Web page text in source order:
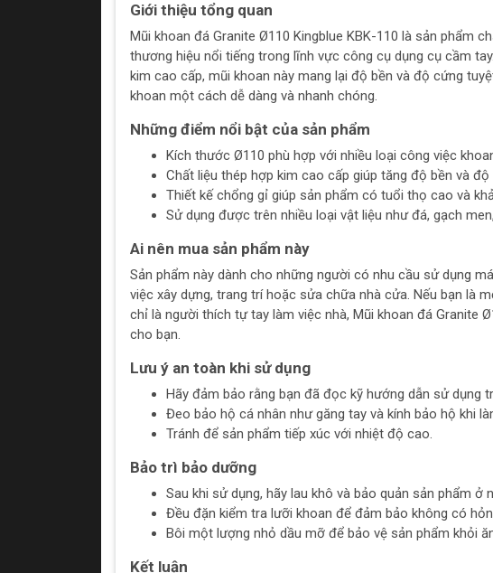
Giới thiệu tổng quan
Mũi khoan đá Granite Ø110 Kingblue KBK-110 là sản phẩm
thương hiệu nổi tiếng trong lĩnh vực công cụ dụng cụ cầm
kim cao cấp, mũi khoan này mang lại độ bền và độ cứng
khoan một cách dễ dàng và nhanh chóng.
Những điểm nổi bật của sản phẩm
Kích thước Ø110 phù hợp với nhiều loại công việc
Chất liệu thép hợp kim cao cấp giúp tăng độ bền và
Thiết kế chổng gỉ giúp sản phẩm có tuổi thọ cao và
Sử dụng được trên nhiều loại vật liệu như đá, gạch
Ai nên mua sản phẩm này
Sản phẩm này dành cho những người có nhu cầu sử dụng
việc xây dựng, trang trí hoặc sửa chữa nhà cửa. Nếu bạn là
chỉ là người thích tự tay làm việc nhà, Mũi khoan đá Granite
cho bạn.
Lưu ý an toàn khi sử dụng
Hãy đảm bảo rằng bạn đã đọc kỹ hướng dẫn sử dụng
Đeo bảo hộ cá nhân như găng tay và kính bảo hộ khi
Tránh để sản phẩm tiếp xúc với nhiệt độ cao.
Bảo trì bảo dưỡng
Sau khi sử dụng, hãy lau khô và bảo quản sản phẩm ở
Đều đặn kiểm tra lưỡi khoan để đảm bảo không có
Bôi một lượng nhỏ dầu mỡ để bảo vệ sản phẩm khỏi
Kết luận